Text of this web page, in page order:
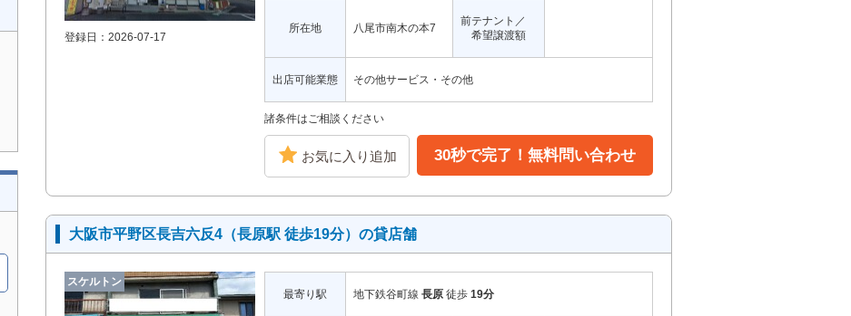
登録日：2026-07-17
所在地 八尾市南木の本7
前テナント／
希望譲渡額
出店可能業態 その他サービス・その他
諸条件はご相談ください
お気に入り追加 30秒で完了！無料問い合わせ
大阪市平野区長吉六反4（長原駅 徒歩19分）の貸店舗
スケルトン
最寄り駅 地下鉄谷町線 長原 徒歩 19分